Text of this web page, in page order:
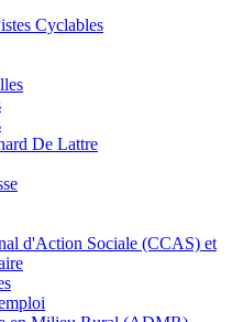
Cyclables
De Lattre
d'Action Sociale (CCAS) et